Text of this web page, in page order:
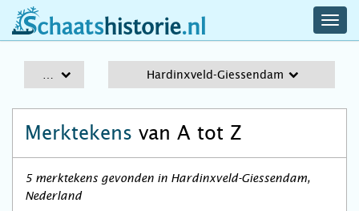
schaatshistorie.nl
Hardinxveld-Giessendam
Merktekens van A tot Z
5 merktekens gevonden in Hardinxveld-Giessendam,
Nederland